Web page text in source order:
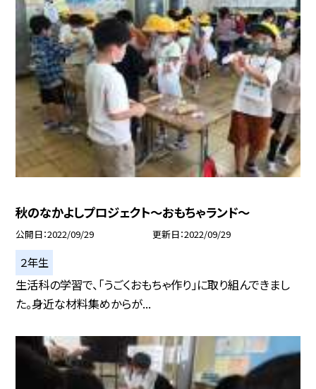
秋のなかよしプロジェクト〜おもちゃランド〜
公開日 2022/09/29 更新日 2022/09/29
２年生
生活科の学習で、「うごくおもちゃ作り」に取り組んできまし
た。身近な材料集めからが...